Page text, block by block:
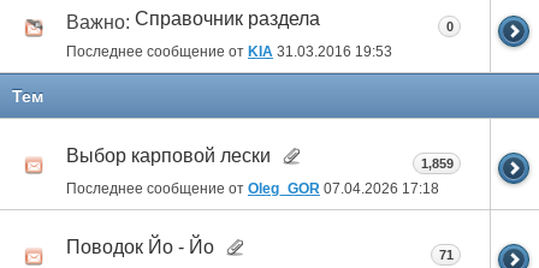
Важно: Справочник раздела
Последнее сообщение от KIA 31.03.2016 19:53
0
Тем
Выбор карповой лески
Последнее сообщение от Oleg_GOR 07.04.2026 17:18
1,859
Поводок Йо - Йо 71